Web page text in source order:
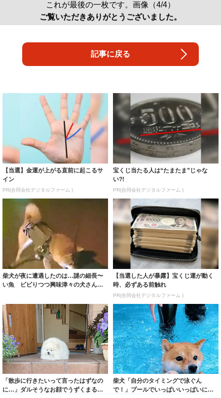
これが最後の一枚です。画像（4/4）
ご覧いただきありがとうございました。
記事に戻る
【当選】金運が上がる直前に起こるサ
イン
PR(合同会社デジタルファーム )
宝くじ当たる人は“たまたま”じゃな
い?!
PR(合同会社デジタルファーム )
柴犬が夜に遭遇したのは…謎の細長〜
い魚 ビビりつつ興味津々の犬さん、
【当選した人が暴露】宝くじ運が動く
時、必ずある前触れ
PR(合同会社デジタルファーム )
「散歩に行きたいって言ったはずなの
に…」ダルそうなお顔でうずくまる犬
柴犬「自分のタイミングで泳ぐん
で！」プールでいっぱいいっぱいにな